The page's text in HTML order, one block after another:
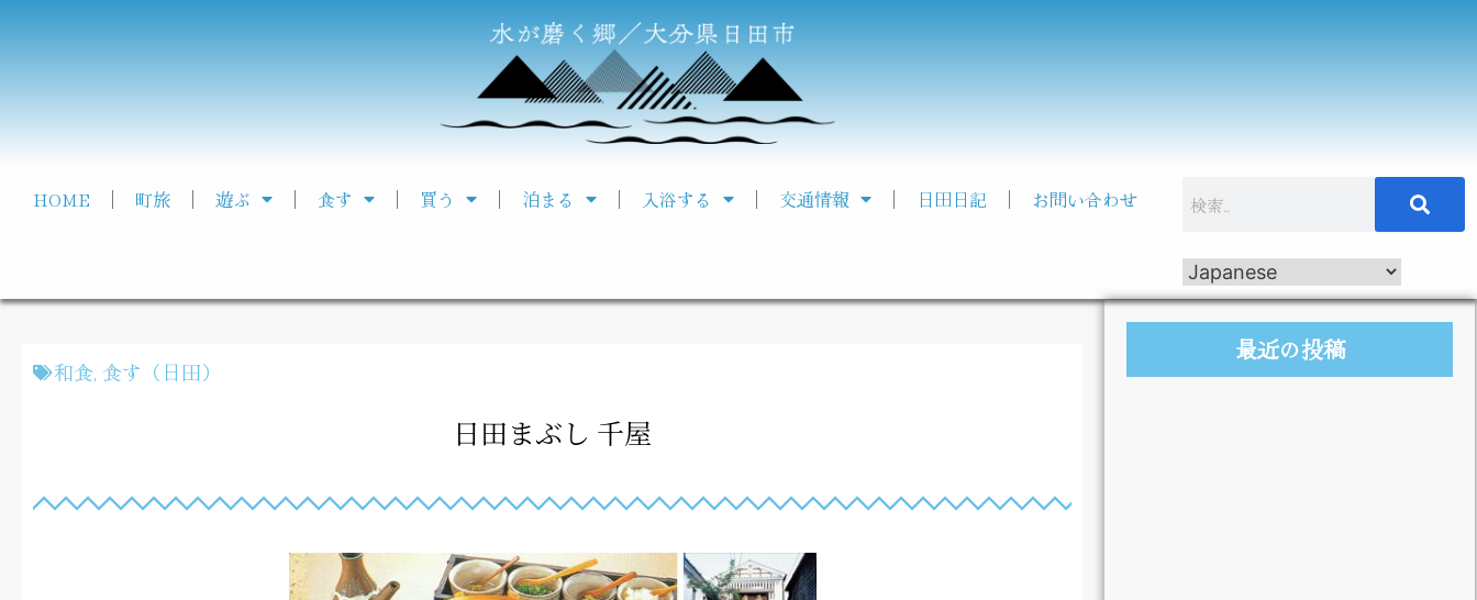
HOME 町旅 遊ぶ 食す 買う 泊まる 入浴する 交通情報 日田日記 お問い合わせ
和食, 食す（日田）
日田まぶし 千屋
最近の投稿